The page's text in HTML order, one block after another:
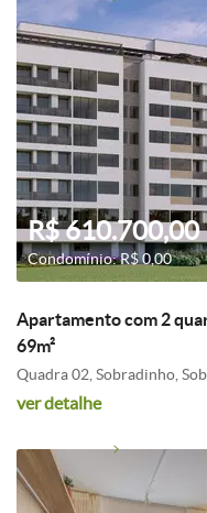
R$ 610.700,00
Condomínio: R$ 0,00
Apartamento com 2
69m²
Quadra 02, Sobradinho,
ver detalhe